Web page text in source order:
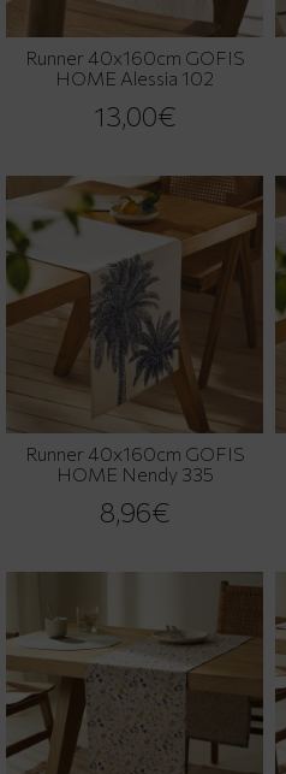
Runner 40x160cm GOFIS
HOME Alessia 102
13,00€
Runner 40x160cm GOFIS
HOME Nendy 335
8,96€